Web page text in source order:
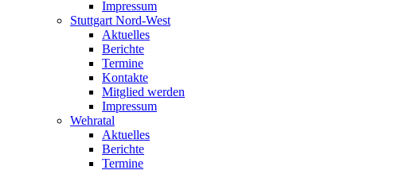
Impressum
Stuttgart Nord-West
Aktuelles
Berichte
Termine
Kontakte
Mitglied werden
Impressum
Wehratal
Aktuelles
Berichte
Termine